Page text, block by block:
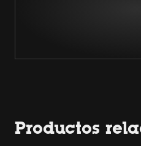
Productos